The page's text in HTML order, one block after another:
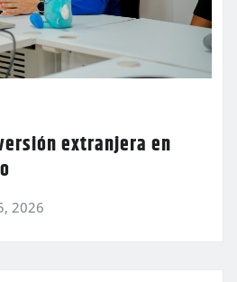
extranjera en
2026